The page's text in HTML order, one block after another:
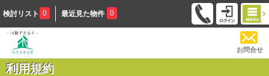
検討リスト 0 最近見た物件 0
お問合せ
利用規約